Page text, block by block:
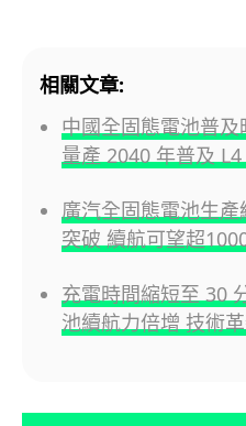
相關文章:
中國全固態電池普
量產 2040 年普及
廣汽全固態電池生
突破 續航可望超
充電時間縮短至 30
池續航力倍增 技術